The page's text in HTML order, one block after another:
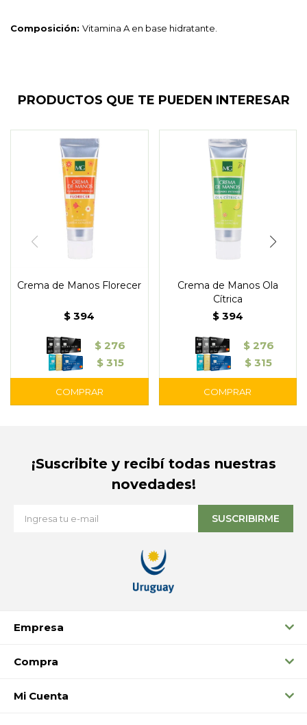
Composición: Vitamina A en base hidratante.
PRODUCTOS QUE TE PUEDEN INTERESAR
Crema de Manos Florecer
$ 394
$ 276
$ 315
Crema de Manos Ola
Cítrica
$ 394
$ 276
$ 315
Empresa
Compra
Mi Cuenta
¡Suscribite y recibí todas nuestras
novedades!
SUSCRIBIRME